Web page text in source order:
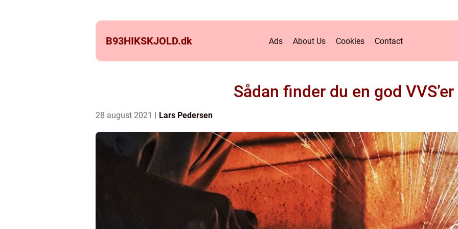
B93HIKSKJOLD.dk Ads About Us Cookies Contact
Sådan finder du en god VVS’er
28 august 2021 Lars Pedersen